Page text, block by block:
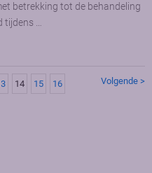
betrekking tot de behandeling
tijdens …
14 15 16 Volgende >